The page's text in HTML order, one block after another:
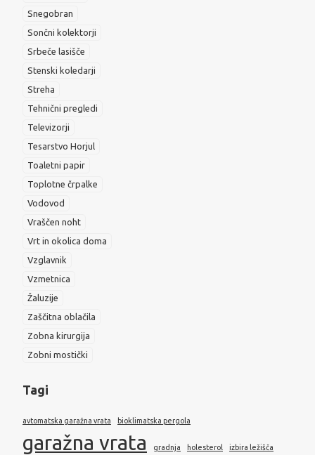
Snegobran
Sončni kolektorji
Srbeče lasišče
Stenski koledarji
Streha
Tehnični pregledi
Televizorji
Tesarstvo Horjul
Toaletni papir
Toplotne črpalke
Vodovod
Vraščen noht
Vrt in okolica doma
Vzglavnik
Vzmetnica
Žaluzije
Zaščitna oblačila
Zobna kirurgija
Zobni mostički
Tagi
avtomatska garažna vrata bioklimatska pergola
garažna vrata gradnja holesterol izbira ležišča